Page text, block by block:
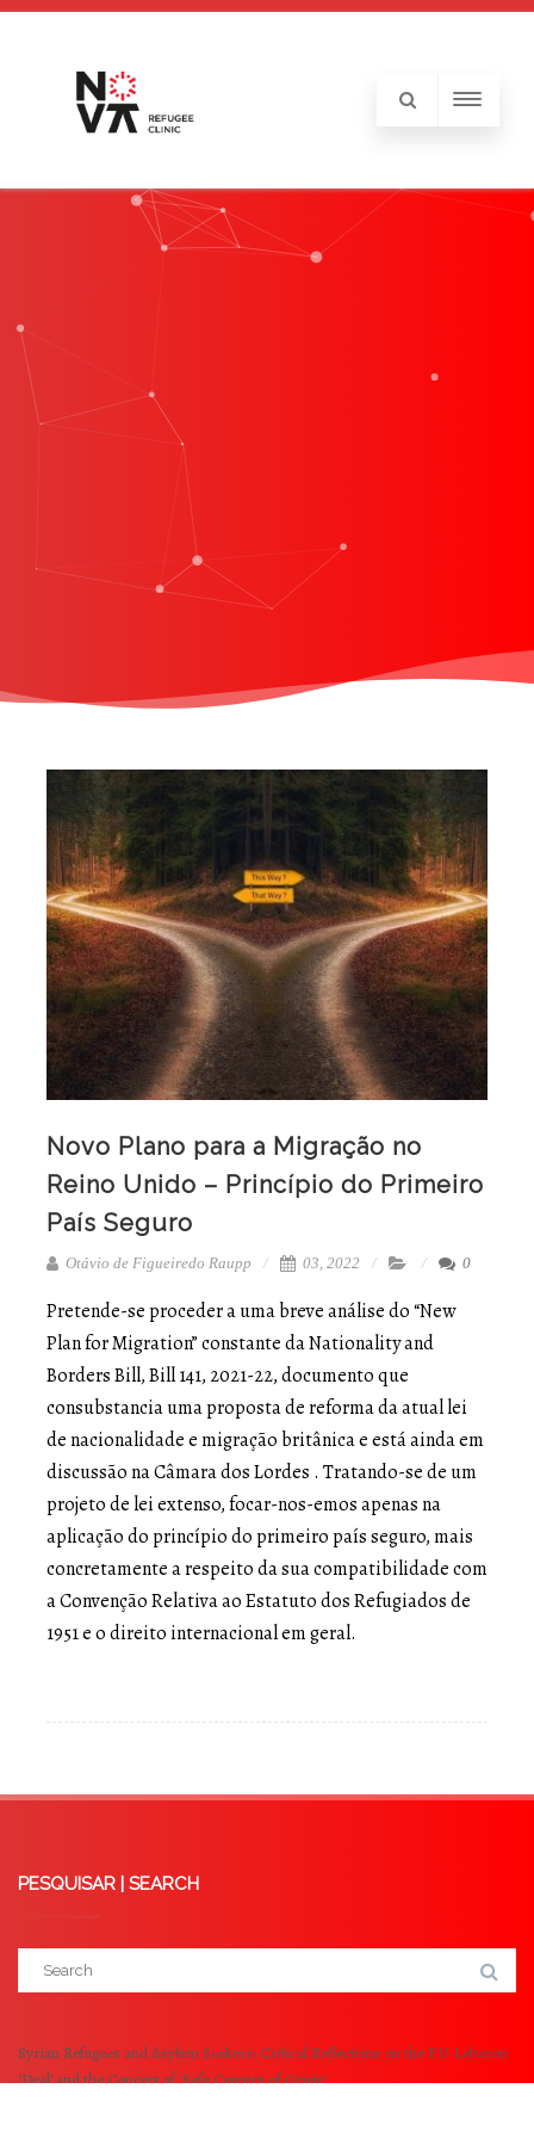
Novo Plano para a Migração no
Reino Unido – Princípio do Primeiro
País Seguro
Otávio de Figueiredo Raupp 03, 2022 0
Pretende-se proceder a uma breve análise do “New
Plan for Migration” constante da Nationality and
Borders Bill, Bill 141, 2021-22, documento que
consubstancia uma proposta de reforma da atual lei
de nacionalidade e migração britânica e está ainda em
discussão na Câmara dos Lordes . Tratando-se de um
projeto de lei extenso, focar-nos-emos apenas na
aplicação do princípio do primeiro país seguro, mais
concretamente a respeito da sua compatibilidade com
a Convenção Relativa ao Estatuto dos Refugiados de
1951 e o direito internacional em geral.
PESQUISAR | SEARCH
Syrian Refugees and Asylum Seekers: Critical Reflections on the EU-Lebanon
‘Deal’ and the Concept of ‘Safe Country of Origin’